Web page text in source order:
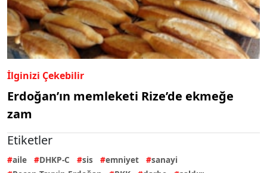
İlginizi Çekebilir
Erdoğan’ın memleketi Rize’de ekmeğe
zam
Etiketler
aile DHKP-C sis emniyet
sanayi